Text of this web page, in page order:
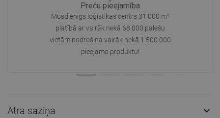
Preču pieejamība
Mūsdienīgs loģistikas centrs 31 000 m²
platībā ar vairāk nekā 68 000 palešu
vietām nodrošina vairāk nekā 1 500 000
pieejamo produktu!
Ātra saziņa 